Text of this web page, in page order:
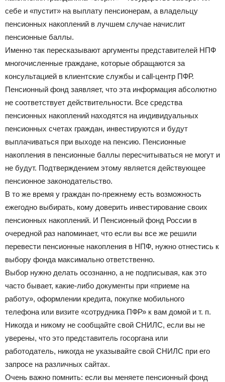
себе и «пустит» на выплату пенсионерам, а владельцу
пенсионных накоплений в лучшем случае начислит
пенсионные баллы.
Именно так пересказывают аргументы представителей НПФ
многочисленные граждане, которые обращаются за
консультацией в клиентские службы и call-центр ПФР.
Пенсионный фонд заявляет, что эта информация абсолютно
не соответствует действительности. Все средства
пенсионных накоплений находятся на индивидуальных
пенсионных счетах граждан, инвестируются и будут
выплачиваться при выходе на пенсию. Пенсионные
накопления в пенсионные баллы пересчитываться не могут и
не будут. Подтверждением этому является действующее
пенсионное законодательство.
В то же время у граждан по-прежнему есть возможность
ежегодно выбирать, кому доверить инвестирование своих
пенсионных накоплений. И Пенсионный фонд России в
очередной раз напоминает, что если вы все же решили
перевести пенсионные накопления в НПФ, нужно отнестись к
выбору фонда максимально ответственно.
Выбор нужно делать осознанно, а не подписывая, как это
часто бывает, какие-либо документы при «приеме на
работу», оформлении кредита, покупке мобильного
телефона или визите «сотрудника ПФР» к вам домой и т. п.
Никогда и никому не сообщайте свой СНИЛС, если вы не
уверены, что это представитель госоргана или
работодатель, никогда не указывайте свой СНИЛС при его
запросе на различных сайтах.
Очень важно помнить: если вы меняете пенсионный фонд